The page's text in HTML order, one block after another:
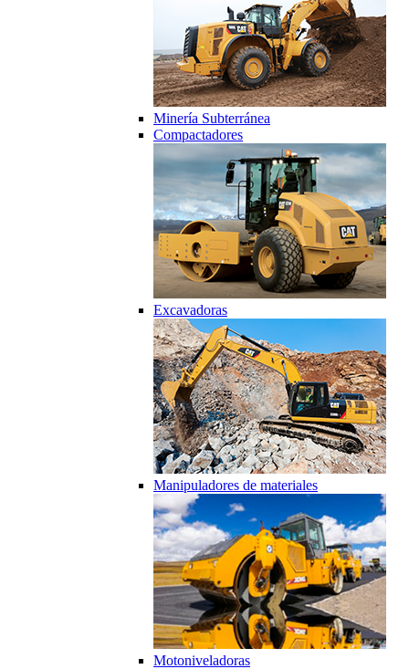
Minería Subterránea
Compactadores
Excavadoras
Manipuladores de materiales
Motoniveladoras